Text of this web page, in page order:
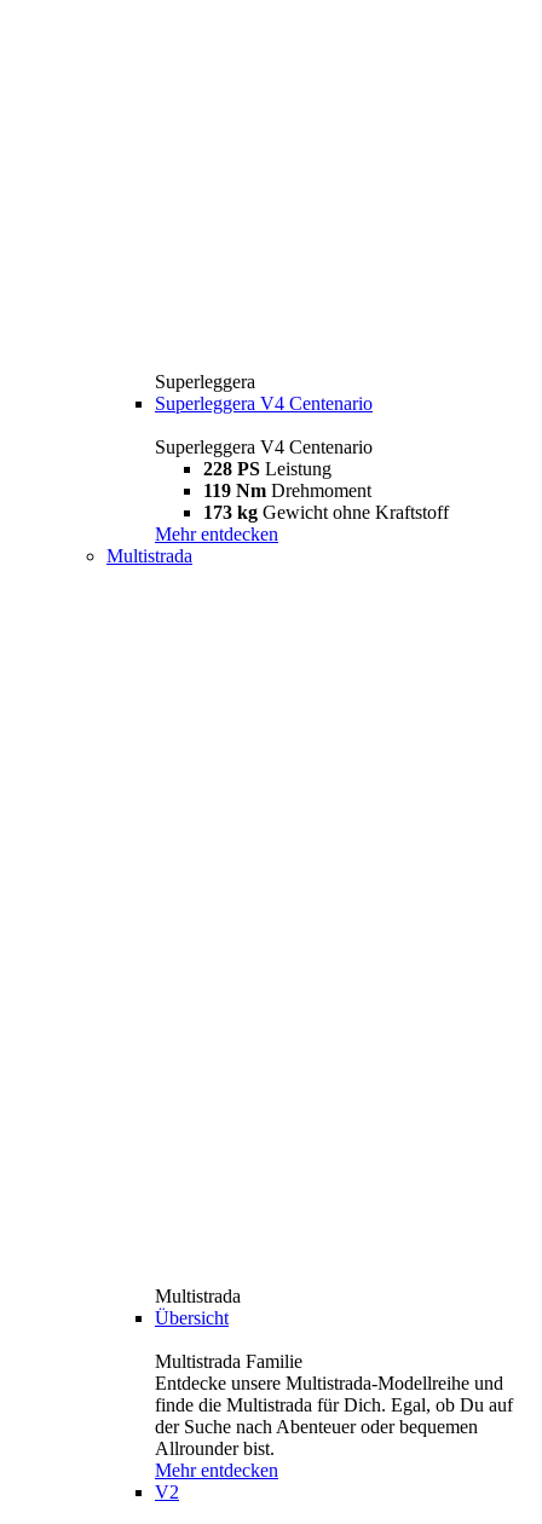
Superleggera
Superleggera V4 Centenario
Superleggera V4 Centenario
228 PS Leistung
119 Nm Drehmoment
173 kg Gewicht ohne Kraftstoff
Mehr entdecken
Multistrada
Multistrada
Übersicht
Multistrada Familie
Entdecke unsere Multistrada-Modellreihe und
finde die Multistrada für Dich. Egal, ob Du auf
der Suche nach Abenteuer oder bequemen
Allrounder bist.
Mehr entdecken
V2